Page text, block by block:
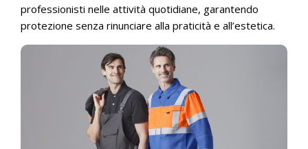
professionisti nelle attività quotidiane, garantendo
protezione senza rinunciare alla praticità e all’estetica.